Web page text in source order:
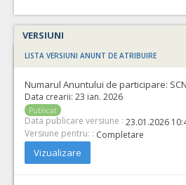
VERSIUNI
LISTA VERSIUNI ANUNT DE ATRIBUIRE
Numarul Anuntului de participare:
Data crearii: 23 ian. 2026
Publicat
Data publicare versiune : 23.01.2026
Versiune pentru: : Completare
Vizualizare